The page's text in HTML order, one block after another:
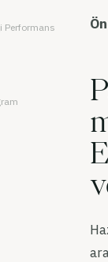
Performans